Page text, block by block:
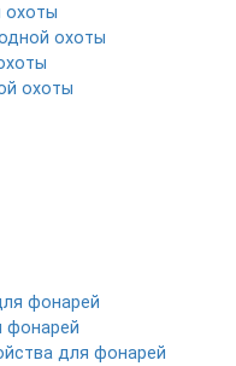
охоты
охоты
охоты
фонарей
фонарей
для фонарей